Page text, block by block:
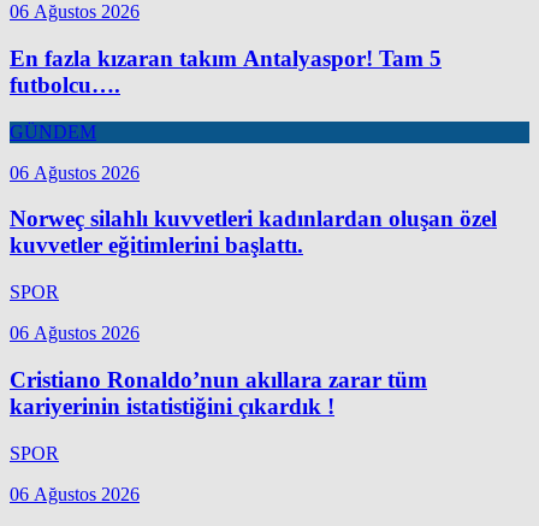
06 Ağustos 2026
En fazla kızaran takım Antalyaspor! Tam 5
futbolcu….
GÜNDEM
06 Ağustos 2026
Norweç silahlı kuvvetleri kadınlardan oluşan özel
kuvvetler eğitimlerini başlattı.
SPOR
06 Ağustos 2026
Cristiano Ronaldo’nun akıllara zarar tüm
kariyerinin istatistiğini çıkardık !
SPOR
06 Ağustos 2026